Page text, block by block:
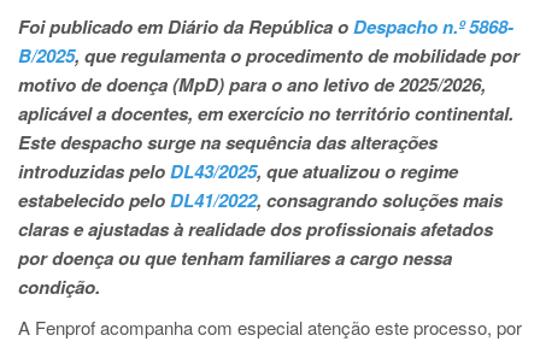
Foi publicado em Diário da República oDespacho n.º 5868-
B/2025, que regulamenta o procedimento de mobilidade por
motivo de doença (MpD) para o ano letivo de 2025/2026,
aplicável a docentes, em exercício no território continental.
Este despacho surge na sequência das alterações
introduzidas peloDL43/2025, que atualizou o regime
estabelecido peloDL41/2022, consagrando soluções mais
claras e ajustadas à realidadedos profissionais afetados
por doença ou que tenham familiares a cargo nessa
condição.
A Fenprof acompanha com especial atenção este processo, por